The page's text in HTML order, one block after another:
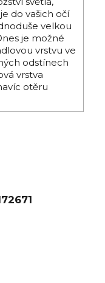
do vašich očí
velkou
je možné
vrstvu ve
odstínech
vrstva
otěru